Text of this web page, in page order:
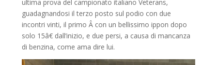
ultima prova del campionato italiano Veterans,
guadagnandosi il terzo posto sul podio con due
incontri vinti, il primo Â con un bellissimo ippon dopo
solo 15â€ dall’inizio, e due persi, a causa di mancanza
di benzina, come ama dire lui.